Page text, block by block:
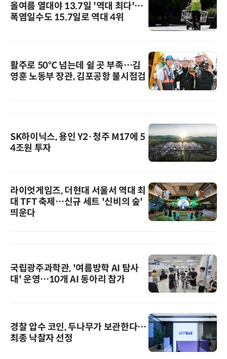
올여름 열대야 13.7일 '역대 최다'…
폭염일수도 15.7일로 역대 4위
활주로 50℃ 넘는데 쉴 곳 부족…김
영훈 노동부 장관, 김포공항 불시점검
SK하이닉스, 용인 Y2·청주 M17에 5
4조원 투자
라이엇게임즈, 더현대 서울서 역대 최
대 TFT 축제…신규 세트 '신비의 숲'
띄운다
국립광주과학관, '여름방학 AI 탐사
대' 운영…10개 AI 동아리 참가
경찰 압수 코인, 두나무가 보관한다…
최종 낙찰자 선정